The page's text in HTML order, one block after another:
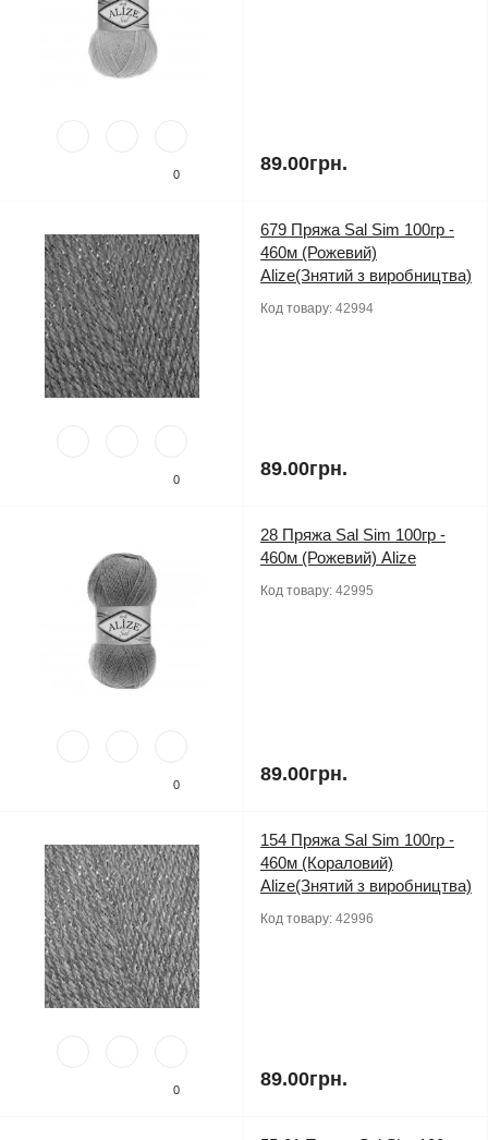
0 89.00грн.
0
679 Пряжа Sal Sim 100гр -
460м (Рожевий)
Alize(Знятий з виробництва)
Код товару: 42994
89.00грн.
0
28 Пряжа Sal Sim 100гр -
460м (Рожевий) Alize
Код товару: 42995
89.00грн.
0
154 Пряжа Sal Sim 100гр -
460м (Кораловий)
Alize(Знятий з виробництва)
Код товару: 42996
89.00грн.